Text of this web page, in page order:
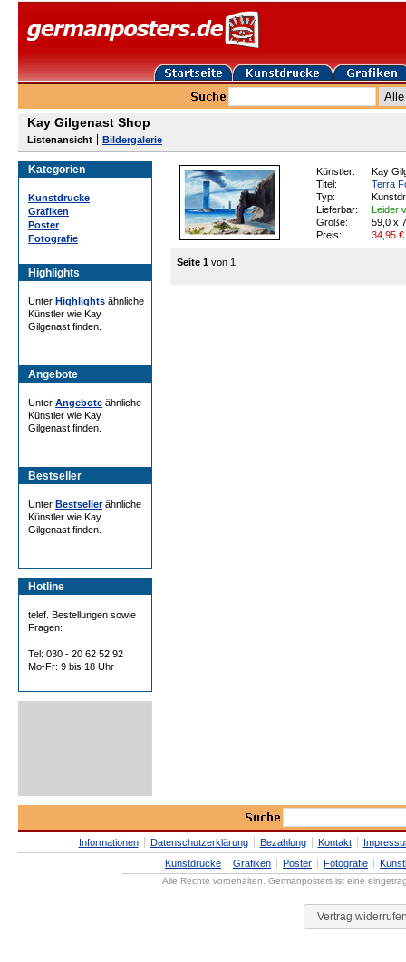
Kay Gilgenast Shop
Listenansicht Bildergalerie
Kategorien
Kunstdrucke
Grafiken
Poster
Fotografie
Highlights
Unter Highlights ähnliche
Künstler wie Kay
Gilgenast finden.
Angebote
Unter Angebote ähnliche
Künstler wie Kay
Gilgenast finden.
Bestseller
Unter Bestsellerähnliche
Künstler wie Kay
Gilgenast finden.
Hotline
telef. Bestellungen sowie
Fragen:
Tel: 030 - 20 62 52 92
Mo-Fr: 9 bis 18 Uhr
Künstler:
Kay
Titel:
Terra
Typ:
Lieferbar:
Leider
Größe:
59,0 x
Preis:
34,95 €
Seite 1 von 1
Informationen Datenschutzerklärung Bezahlung Kontakt
Kunstdrucke
Grafiken Poster Fotografie
Alle Rechte vorbehalten. Germanposters ist eine
Vertrag